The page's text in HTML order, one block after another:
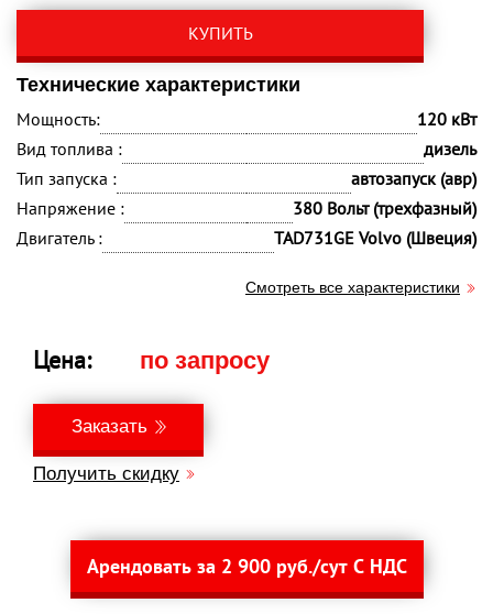
КУПИТЬ
Технические характеристики
Мощность:
120 кВт
Вид топлива :
дизель
Тип запуска :
автозапуск (авр)
Напряжение :
380 Вольт (трехфазный)
Двигатель :
TAD731GE Volvo (Швеция)
Смотреть все характеристики
Цена: по запросу
Заказать
Получить скидку
Арендовать за 2 900 руб./сут С НДС